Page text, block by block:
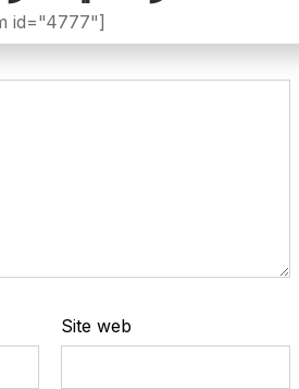
obligatoires sont indiqués avec
Site web
id="4777"]